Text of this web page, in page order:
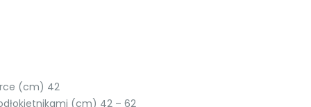
(cm) 42
(cm) 42 – 62